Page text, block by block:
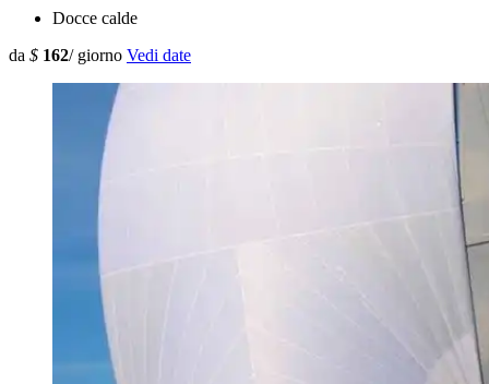
Docce calde
da $ 162/ giorno Vedi date